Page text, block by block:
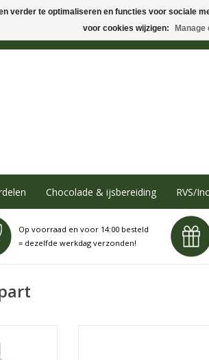
Chocolade & ijsbereiding RVS/
Op voorraad en voor 14:00 besteld
= dezelfde werkdag verzonden!
11
verder te optimaliseren en functies voor sociale
voor cookies wijzigen:
Manage